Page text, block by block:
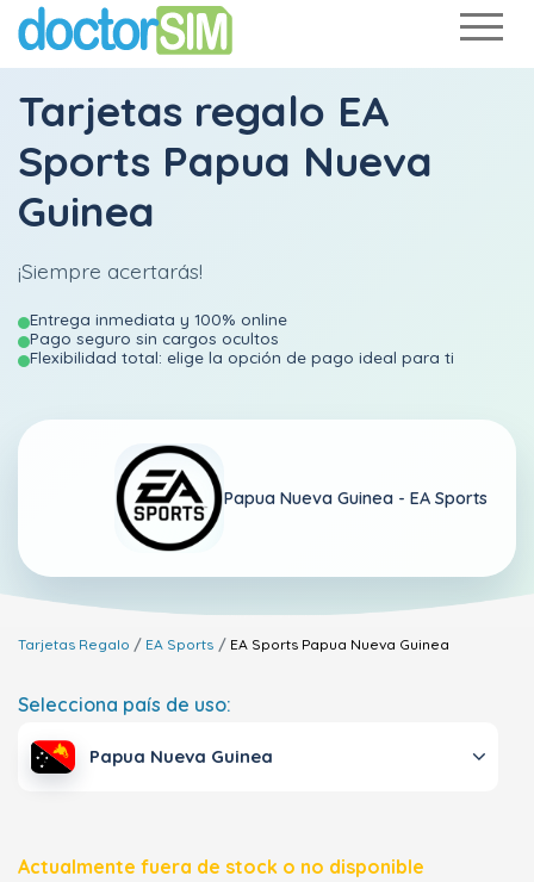
Tarjetas regalo EA
Sports Papua Nueva
Guinea
¡Siempre acertarás!
Entrega inmediata y 100% online
Pago seguro sin cargos ocultos
Flexibilidad total: elige la opción de pago ideal para ti
Papua Nueva Guinea - EA Sports
Tarjetas Regalo EA Sports EA Sports Papua Nueva Guinea
Selecciona país de uso:
Papua Nueva Guinea
Actualmente fuera de stock o no disponible